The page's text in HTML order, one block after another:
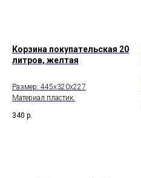
Корзина покупательская 20
литров, желтая
Размер: 445х320х227
Материал пластик.
340 р.